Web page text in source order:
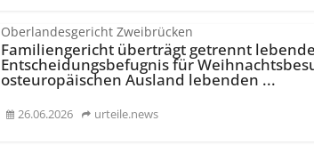
Oberlandesgericht Zweibrücken
Familiengericht überträgt getrennt
Entscheidungs­befugnis für
osteuropäischen Ausland lebenden ...
26.06.2026 urteile.news